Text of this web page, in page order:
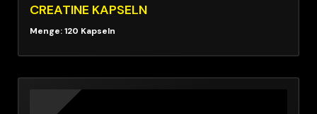
CREATINE KAPSELN
Menge: 120 Kapseln